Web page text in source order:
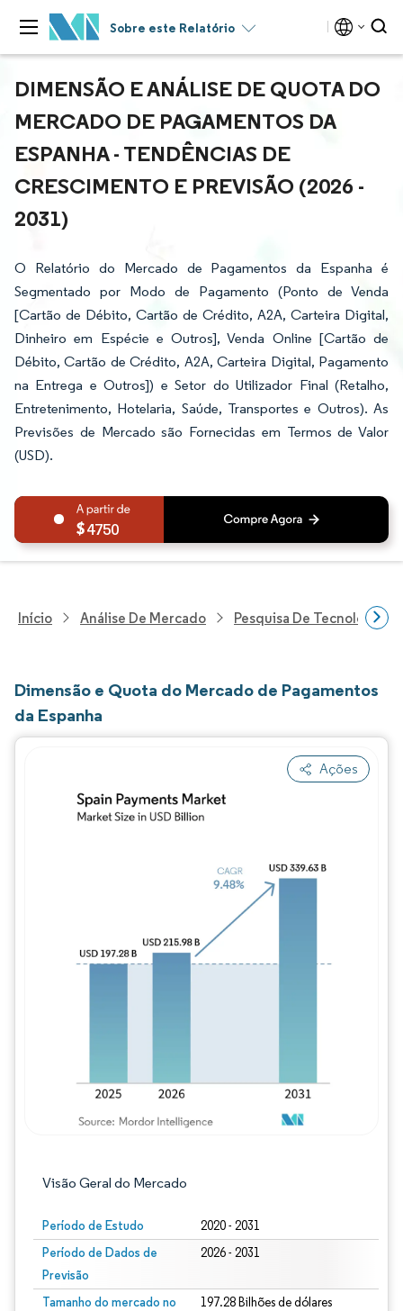
Sobre este Relatório
DIMENSÃO E ANÁLISE DE QUOTA DO
MERCADO DE PAGAMENTOS DA
ESPANHA - TENDÊNCIAS DE
CRESCIMENTO E PREVISÃO (2026 -
2031)
O Relatório do Mercado de Pagamentos da Espanha é
Segmentado por Modo de Pagamento (Ponto de Venda
[Cartão de Débito, Cartão de Crédito, A2A, Carteira Digital,
Dinheiro em Espécie e Outros], Venda Online [Cartão de
Débito, Cartão de Crédito, A2A, Carteira Digital, Pagamento
na Entrega e Outros]) e Setor do Utilizador Final (Retalho,
Entretenimento, Hotelaria, Saúde, Transportes e Outros). As
Previsões de Mercado são Fornecidas em Termos de Valor
(USD).
4750
Início Análise De Mercado Pesquisa De Tecnologia,
Dimensão e Quota do Mercado de Pagamentos
da Espanha
Ações
Visão Geral do Mercado
Período de Estudo 2020 - 2031
Período de Dados de
Previsão
2026 - 2031
Tamanho do mercado no
197.28 Bilhões de dólares